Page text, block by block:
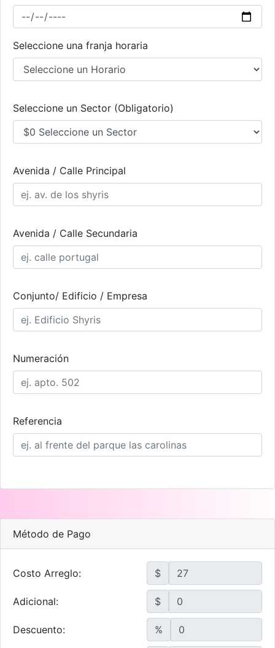
Seleccione una franja horaria
Seleccione un Sector (Obligatorio)
Avenida / Calle Principal
Avenida / Calle Secundaria
Conjunto/ Edificio / Empresa
Numeración
Referencia
Método de Pago
Costo Arreglo: $
Adicional: $
Descuento: %